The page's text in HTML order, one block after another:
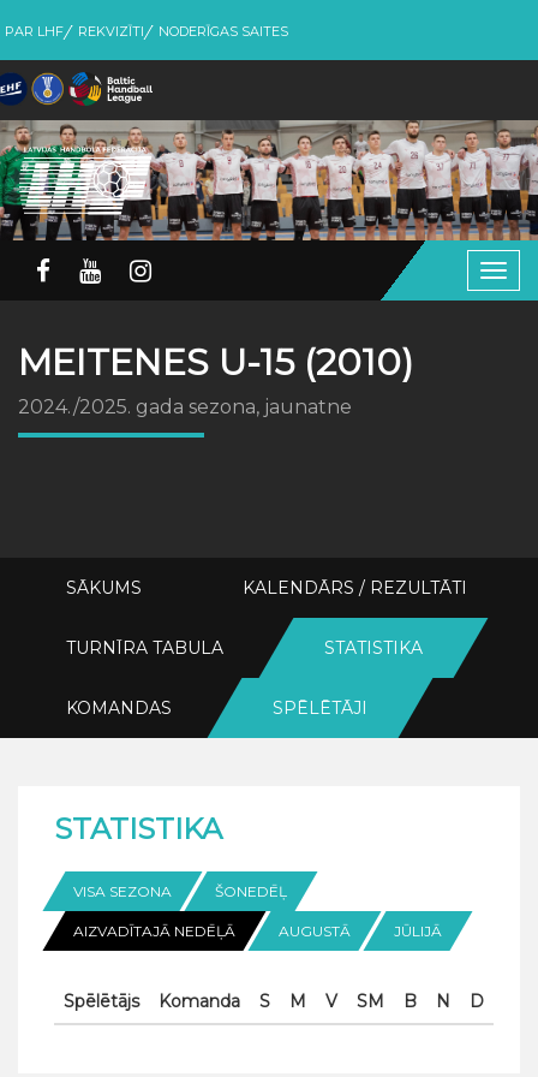
PAR LHF REKVIZĪTI NODERĪGAS SAITES
MEITENES U-15 (2010)
2024./2025. gada sezona, jaunatne
SĀKUMS KALENDĀRS / REZULTĀTI
TURNĪRA TABULA STATISTIKA
KOMANDAS SPĒLĒTĀJI
STATISTIKA
VISA SEZONA ŠONEDĒĻ
AIZVADĪTAJĀ NEDĒĻĀ AUGUSTĀ JŪLIJĀ
Spēlētājs Komanda S M V SM B N D